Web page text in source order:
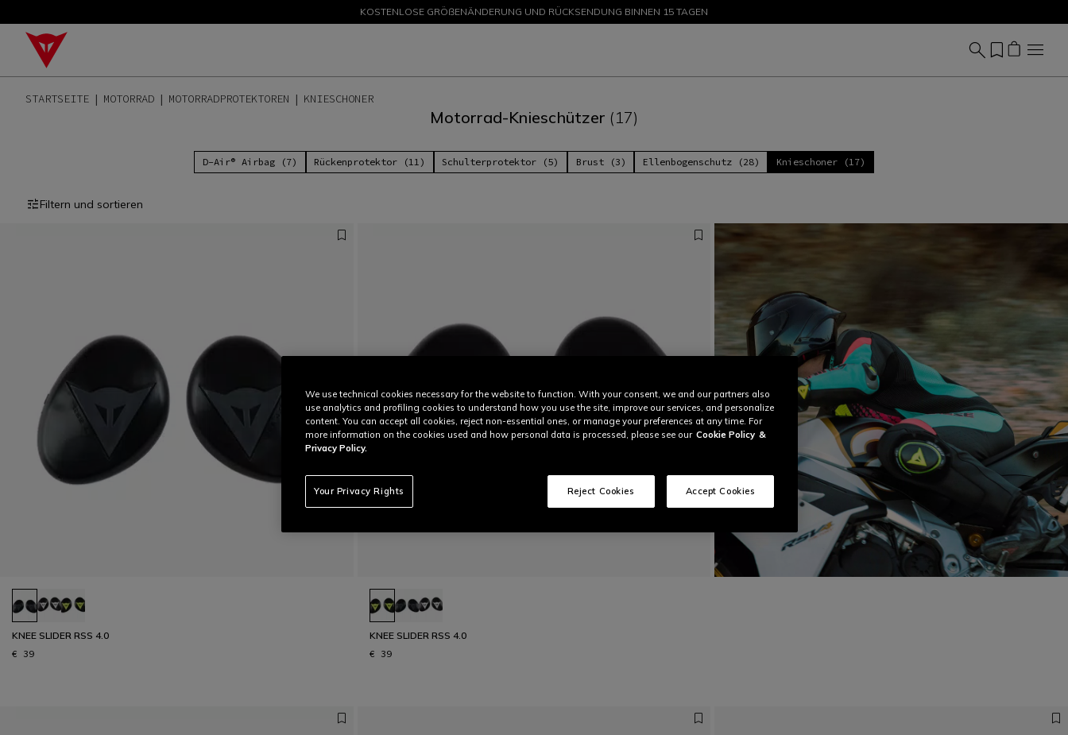
SALE BIS ZU -50 % – JETZT SHOPPEN
KOSTENLOSE GRÖßENÄNDERUNG UND RÜCKSENDUNG BINNEN 15 TAGEN
STARTSEITE MOTORRAD MOTORRADPROTEKTOREN KNIESCHONER
Motorrad-Knieschützer (17)
D-Air® Airbag (7) Rückenprotektor (11) Schulterprotektor (5) Brust (3) Ellenbogenschutz (28) Knieschoner (17)
Filtern und sortieren
KNEE SLIDER RSS 4.0
€ 39
KNEE SLIDER RSS 4.0
€ 39
We use technical cookies necessary for the website to function. With your consent, we and our partners also
use analytics and profiling cookies to understand how you use the site, improve our services, and personalize
content. You can accept all cookies, reject non-essential ones, or manage your preferences at any time. For
more information on the cookies used and how personal data is processed, please see our Cookie Policy &
Privacy Policy.
Your Privacy Rights Reject Cookies Accept Cookies